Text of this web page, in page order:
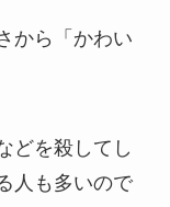
から「かわい
どを殺してし
人も多いので